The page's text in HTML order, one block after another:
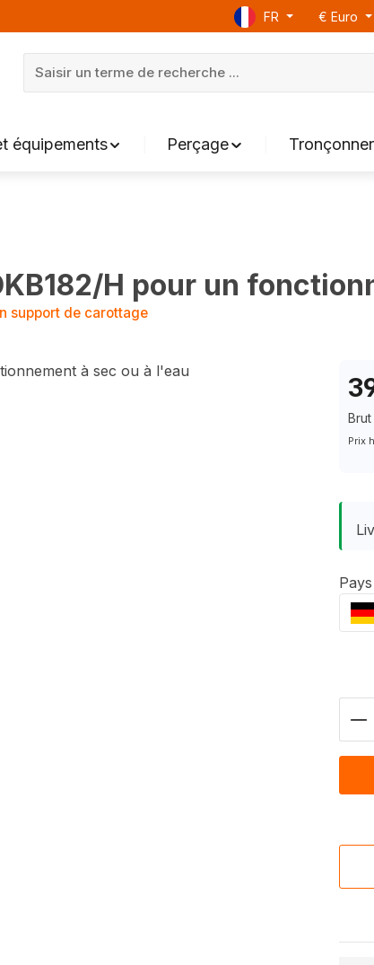
FR € Euro
équipements Perçage
H pour un
support de carottage
Prix